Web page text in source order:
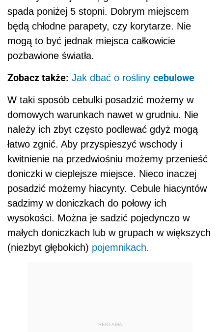
spada poniżej 5 stopni. Dobrym miejscem
będą chłodne parapety, czy korytarze. Nie
mogą to być jednak miejsca całkowicie
pozbawione światła.
Zobacz także: Jak dbać o rośliny cebulowe
W taki sposób cebulki posadzić możemy w
domowych warunkach nawet w grudniu. Nie
należy ich zbyt często podlewać gdyż mogą
łatwo zgnić. Aby przyspieszyć wschody i
kwitnienie na przedwiośniu możemy przenieść
doniczki w cieplejsze miejsce. Nieco inaczej
posadzić możemy hiacynty. Cebule hiacyntów
sadzimy w doniczkach do połowy ich
wysokości. Można je sadzić pojedynczo w
małych doniczkach lub w grupach w większych
(niezbyt głębokich) pojemnikach.
REKLAMA